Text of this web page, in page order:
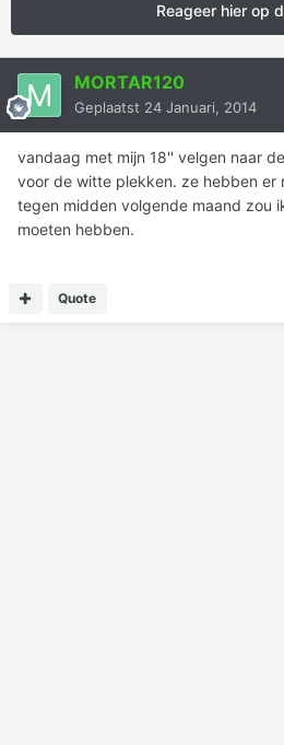
Reageer hier op
MORTAR120
Geplaatst 24 Januari, 2014
vandaag met mijn 18'' velgen naar
voor de witte plekken. ze hebben er
tegen midden volgende maand zou
moeten hebben.
Quote